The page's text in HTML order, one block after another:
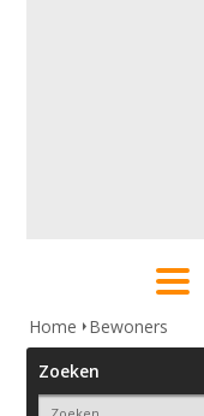
Home
Bewoners
Zoeken